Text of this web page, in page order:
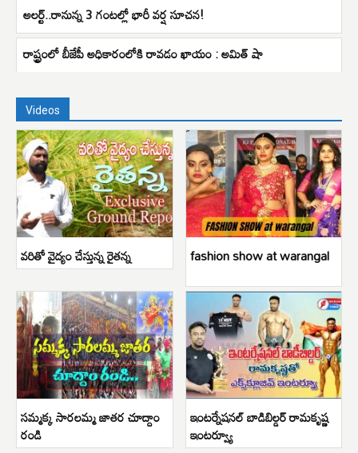
అలర్ట్..రానున్న 3 గంటల్లో భారీ వర్ష సూచన!
రాష్ట్రంలో బీజేపీ అధికారంలోకి రావడం ఖాయం : అమిత్ షా
Videos
వరితో వైద్యం చేస్తున్న రైతన్న fashion show at warangal
సమ్మక్క సారలమ్మ జాతర చూద్దాం
రండి
ఇంటర్నేషనల్ బాడిబిల్డర్ రామకృష్ణ
ఇంటర్వ్యూ